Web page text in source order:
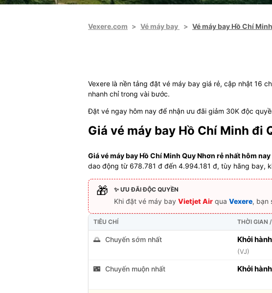
Vexere.com > Vé máy bay > Vé máy bay Hồ Chí
Vexere là nền tảng đặt vé máy bay giá rẻ, cập nhật 16
nhanh chỉ trong vài bước.
Đặt vé ngay hôm nay để nhận ưu đãi giảm 30K độc
Giá vé máy bay Hồ Chí Minh đi
Giá vé máy bay Hồ Chí Minh Quy Nhơn rẻ nhất hôm nay
dao động từ 678.781 đ đến 4.994.181 đ, tùy hãng bay,
🎁 ✨ ƯU ĐÃI ĐỘC QUYỀN
Khi đặt vé máy bay Vietjet Air qua Vexere, bạn
TIÊU CHÍ THỜI GIAN
🌅 Chuyến sớm nhất Khởi
(VJ)
🌃 Chuyến muộn nhất Khởi